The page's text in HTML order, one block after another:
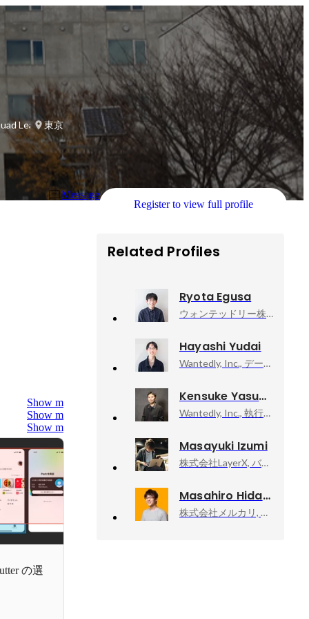
Leader東京
Message
Register to view full profile
Show more
Show more
Show more
の選
Related Profiles
Ryota Egusa
ウォンテッドリー株式会社, Quality Control Squad
Hayashi Yudai
Wantedly, Inc., データサイエンティスト
Kensuke Yasuma
Wantedly, Inc., 執行役員 CTO
Masayuki Izumi
株式会社LayerX, バクラク事業部 PlatformEngineering部 Enablingチーム - Staff Software Engineer
Masahiro Hidaka
株式会社メルカリ, メルペイ エキスパート（Android）